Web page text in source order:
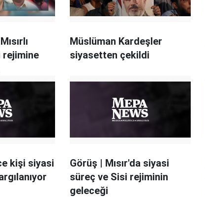
rejimine
Müslüman Kardeşler
siyasetten çekildi
kişi siyasi
Görüş | Mısır'da siyasi
süreç ve Sisi rejiminin
geleceği